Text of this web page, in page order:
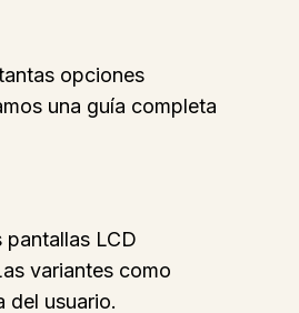
opciones
una guía completa
LCD
variantes como
del usuario.